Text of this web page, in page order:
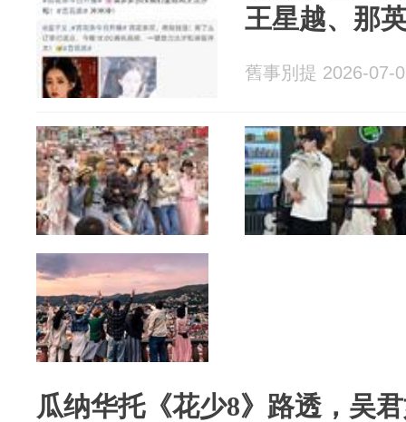
王星越、那
舊事別提 2026-07-
瓜纳华托《花少8》路透，吴